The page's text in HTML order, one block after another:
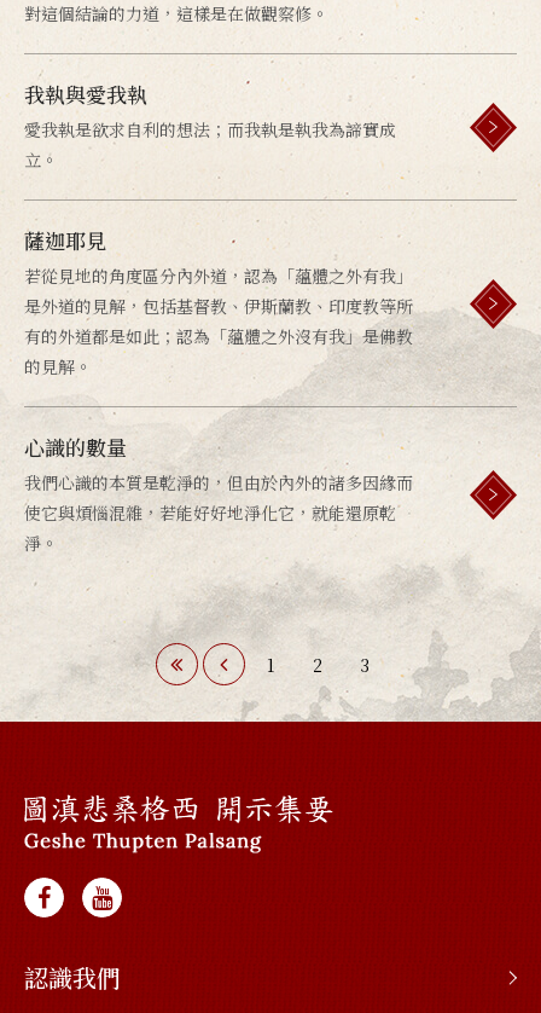
對這個結論的力道，這樣是在做觀察修。
我執與愛我執
愛我執是欲求自利的想法；而我執是執我為諦實成
立。
薩迦耶見
若從見地的角度區分內外道，認為「蘊體之外有我」
是外道的見解，包括基督教、伊斯蘭教、印度教等所
有的外道都是如此；認為「蘊體之外沒有我」是佛教
的見解。
心識的數量
我們心識的本質是乾淨的，但由於內外的諸多因緣而
使它與煩惱混雜，若能好好地淨化它，就能還原乾
淨。
1 2 3
認識我們